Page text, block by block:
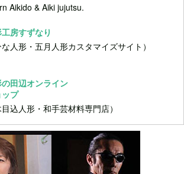
Aikido & Aiki jujutsu.
房すずなり
な人形・五月人形カスタマイズサイト）
の田辺オンライン
プ
目込人形・和手芸材料専門店）